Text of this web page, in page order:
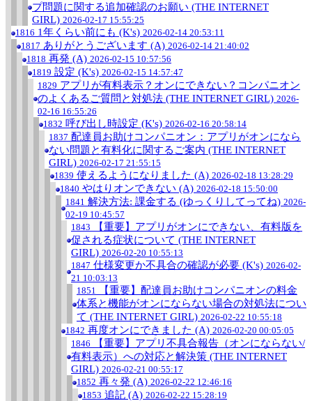
プ問題に関する追加確認のお願い (THE INTERNET
GIRL) 2026-02-17 15:55:25
1816 1年くらい前にも (K's) 2026-02-14 20:53:11
1817 ありがとうございます (A) 2026-02-14 21:40:02
1818 再発 (A) 2026-02-15 10:57:56
1819 設定 (K's) 2026-02-15 14:57:47
1829 アプリが有料表示？オンにできない？コンパニオン
のよくあるご質問と対処法 (THE INTERNET GIRL) 2026-
02-16 16:55:26
1832 呼び出し時設定 (K's) 2026-02-16 20:58:14
1837 配達員お助けコンパニオン：アプリがオンになら
ない問題と有料化に関するご案内 (THE INTERNET
GIRL) 2026-02-17 21:55:15
1839 使えるようになりました (A) 2026-02-18 13:28:29
1840 やはりオンできない (A) 2026-02-18 15:50:00
1841 解決方法: 課金する (ゆっくりしてってね) 2026-
02-19 10:45:57
1843 【重要】アプリがオンにできない、有料版を
促される症状について (THE INTERNET
GIRL) 2026-02-20 10:55:13
1847 仕様変更か不具合の確認が必要 (K's) 2026-02-
21 10:03:13
1851
【重要】配達員お助けコンパニオンの料金
体系と機能がオンにならない場合の対処法につい
て (THE INTERNET GIRL) 2026-02-22 10:55:18
1842 再度オンにできました (A) 2026-02-20 00:05:05
1846 【重要】アプリ不具合報告（オンにならない/
有料表示）への対応と解決策 (THE INTERNET
GIRL) 2026-02-21 00:55:17
1852 再々発 (A) 2026-02-22 12:46:16
1853 追記 (A) 2026-02-22 15:28:19